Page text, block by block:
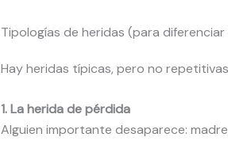
Tipologías de heridas (para diferenciar
Hay heridas típicas, pero no
1. La herida de pérdida
Alguien importante desaparece: